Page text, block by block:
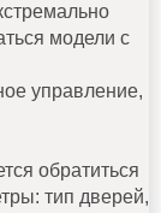
модели с
управление,
обратиться
тип дверей,